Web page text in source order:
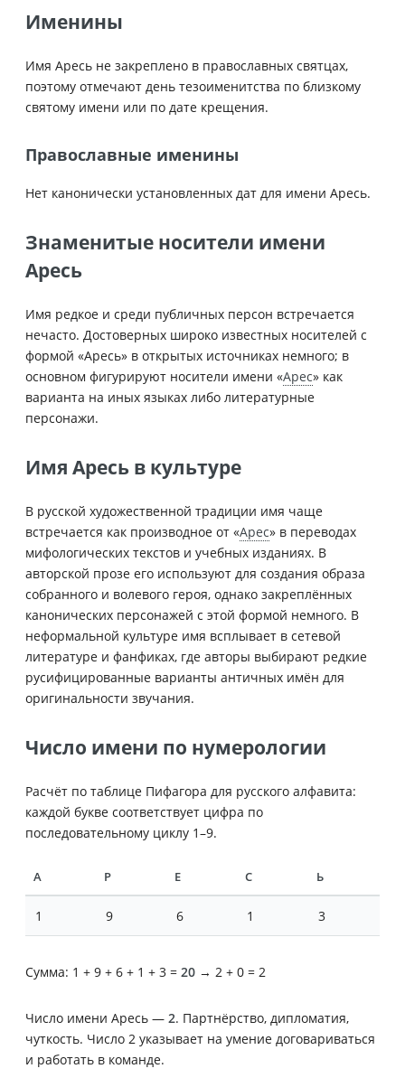
Именины
Имя Аресь не закреплено в православных святцах,
поэтому отмечают день тезоименитства по близкому
святому имени или по дате крещения.
Православные именины
Нет канонически установленных дат для имени Аресь.
Знаменитые носители имени
Аресь
Имя редкое и среди публичных персон встречается
нечасто. Достоверных широко известных носителей с
формой «Аресь» в открытых источниках немного; в
основном фигурируют носители имени «Арес» как
варианта на иных языках либо литературные
персонажи.
Имя Аресь в культуре
В русской художественной традиции имя чаще
встречается как производное от «Арес» в переводах
мифологических текстов и учебных изданиях. В
авторской прозе его используют для создания образа
собранного и волевого героя, однако закреплённых
канонических персонажей с этой формой немного. В
неформальной культуре имя всплывает в сетевой
литературе и фанфиках, где авторы выбирают редкие
русифицированные варианты античных имён для
оригинальности звучания.
Число имени по нумерологии
Расчёт по таблице Пифагора для русского алфавита:
каждой букве соответствует цифра по
последовательному циклу 1–9.
А Р Е С Ь
1 9 6 1 3
Сумма: 1 + 9 + 6 + 1 + 3 = 20 → 2 + 0 = 2
Число имени Аресь — 2. Партнёрство, дипломатия,
чуткость. Число 2 указывает на умение договариваться
и работать в команде.